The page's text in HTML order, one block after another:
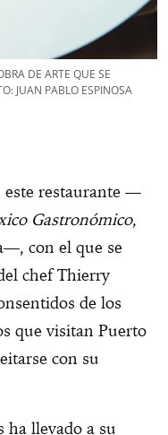
DE ARTE QUE SE
JUAN PABLO ESPINOSA
este restaurante —
Gastronómico,
con el que se
chef Thierry
de los
que visitan Puerto
con su
ha llevado a su